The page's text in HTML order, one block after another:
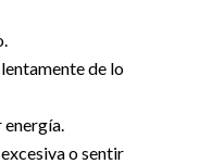
de lo
energía.
o sentir